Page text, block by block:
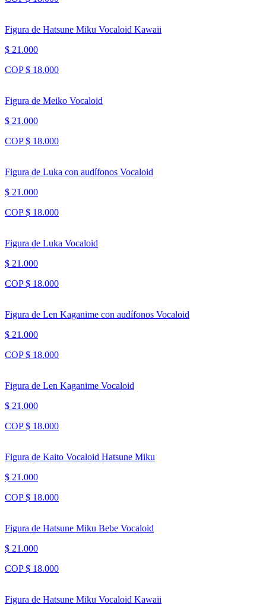
Figura de Hatsune Miku Vocaloid Kawaii
$ 21.000
COP $ 18.000
Figura de Meiko Vocaloid
$ 21.000
COP $ 18.000
Figura de Luka con audífonos Vocaloid
$ 21.000
COP $ 18.000
Figura de Luka Vocaloid
$ 21.000
COP $ 18.000
Figura de Len Kaganime con audífonos Vocaloid
$ 21.000
COP $ 18.000
Figura de Len Kaganime Vocaloid
$ 21.000
COP $ 18.000
Figura de Kaito Vocaloid Hatsune Miku
$ 21.000
COP $ 18.000
Figura de Hatsune Miku Bebe Vocaloid
$ 21.000
COP $ 18.000
Figura de Hatsune Miku Vocaloid Kawaii